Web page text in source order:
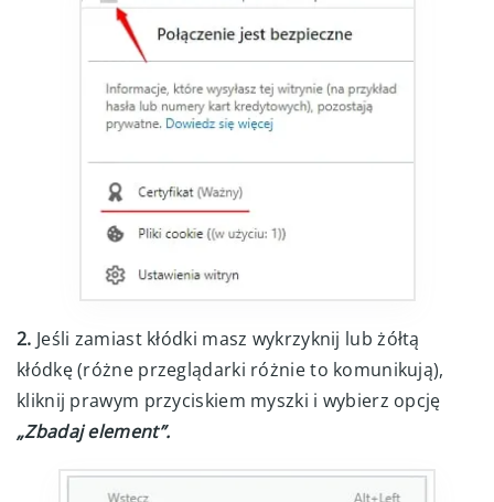
2. Jeśli zamiast kłódki masz wykrzyknij lub żółtą
kłódkę (różne przeglądarki różnie to komunikują),
kliknij prawym przyciskiem myszki i wybierz opcję
„Zbadaj element”.